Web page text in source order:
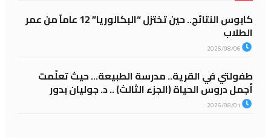
كابوس النتائج.. حين تختزل “البكالوريا” 12 عاماً من عمر
الطلاب
طفولتي في القرية.. مدرسة الطبيعة… حيث تعلّمت
أجمل دروس الحياة (الجزء الثالث) .. د. جوليان بدور